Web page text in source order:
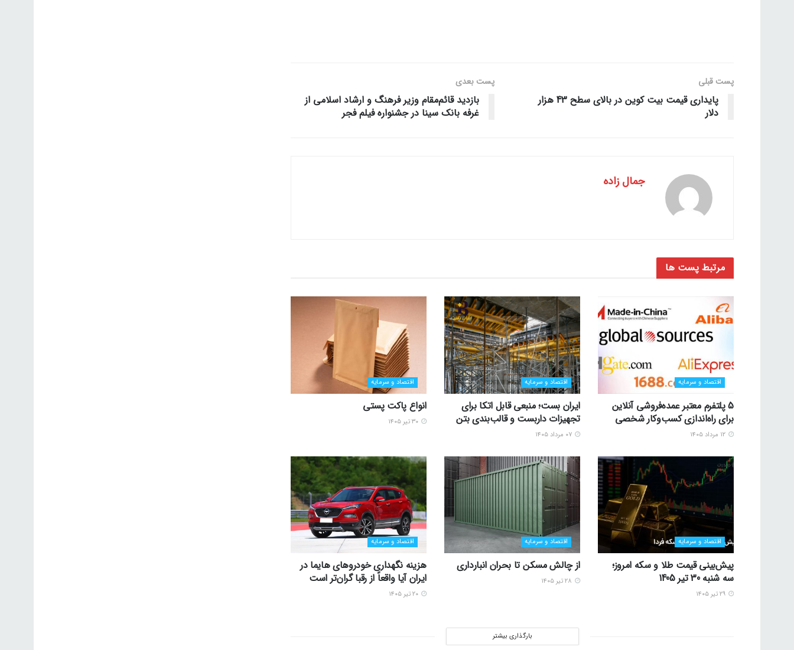
پست قبلی
پایداری قیمت بیت کوین در بالای سطح 43 هزار
دلار
پست‌ بعدی
بازدید قائم‌مقام وزیر فرهنگ و ارشاد اسلامی از
غرفه بانک سینا در جشنواره فیلم فجر
جمال زاده
مرتبط پست ها
اقتصاد و سرمایه
5 پلتفرم معتبر عمده‌فروشی آنلاین
برای راه‌اندازی کسب‌وکار شخصی
اقتصاد و سرمایه
ایران بست؛ منبعی قابل اتکا برای
تجهیزات داربست و قالب‌بندی بتن
اقتصاد و سرمایه
انواع پاکت پستی
اقتصاد و سرمایه
پیش‌بینی قیمت طلا و سکه امروز؛
سه شنبه 30 تیر 1405
اقتصاد و سرمایه
از چالش مسکن تا بحران انبارداری
اقتصاد و سرمایه
هزینه نگهداری خودروهای هایما در
ایران آیا واقعاً از رقبا گران‌تر است
بارگذاری بیشتر